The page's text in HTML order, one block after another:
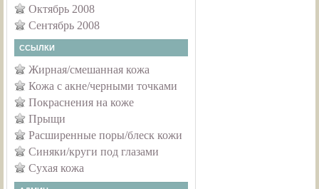
Октябрь 2008
Сентябрь 2008
ССЫЛКИ
Жирная/смешанная кожа
Кожа с акне/черными точками
Покраснения на коже
Прыщи
Расширенные поры/блеск кожи
Синяки/круги под глазами
Сухая кожа